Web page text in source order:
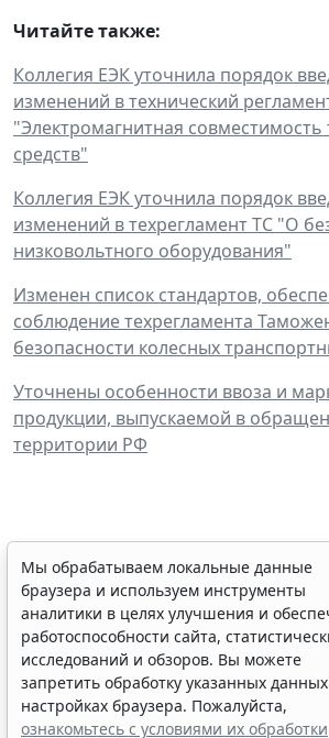
Читайте также:
Коллегия ЕЭК уточнила порядок
изменений в технический
"Электромагнитная совместимость
средств"
Коллегия ЕЭК уточнила порядок
изменений в техрегламент ТС "О
низковольтного оборудования"
Изменен список стандартов,
соблюдение техрегламента
безопасности колесных
Уточнены особенности ввоза и
продукции, выпускаемой в
территории РФ
ФНС России рассказала
бизнесу о порядке
ликвидации компании
7 августа 2026 18:16
Мы обрабатываем локальные данные
браузера и используем инструменты
аналитики в целях улучшения и
работоспособности сайта,
исследований и обзоров. Вы можете
запретить обработку указанных
настройках браузера. Пожалуйста,
ознакомьтесь с условиями их обработки